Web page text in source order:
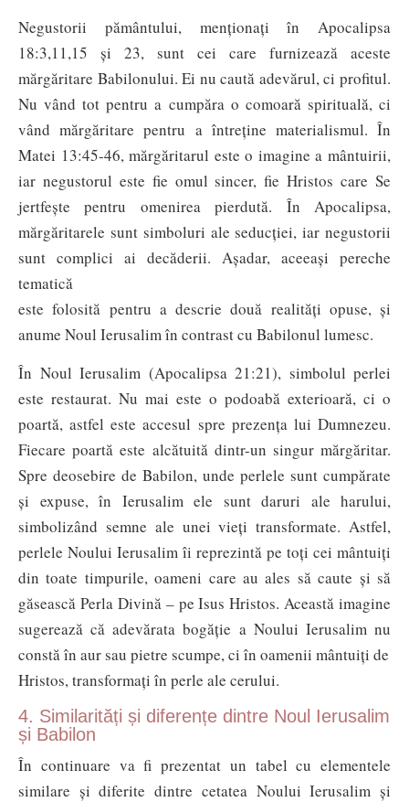
Negustorii pământului, menționați în Apocalipsa
18:3,11,15 și 23, sunt cei care furnizează aceste
mărgăritare Babilonului. Ei nu caută adevărul, ci profitul.
Nu vând tot pentru a cumpăra o comoară spirituală, ci
vând mărgăritare pentru a întreține materialismul. În
Matei 13:45-46, mărgăritarul este o imagine a mântuirii,
iar negustorul este fie omul sincer, fie Hristos care Se
jertfește pentru omenirea pierdută. În Apocalipsa,
mărgăritarele sunt simboluri ale seducției, iar negustorii
sunt complici ai decăderii. Așadar, aceeași pereche
tematică
este folosită pentru a descrie două realități opuse, și
anume Noul Ierusalim în contrast cu Babilonul lumesc.
În Noul Ierusalim (Apocalipsa 21:21), simbolul perlei
este restaurat. Nu mai este o podoabă exterioară, ci o
poartă, astfel este accesul spre prezența lui Dumnezeu.
Fiecare poartă este alcătuită dintr-un singur mărgăritar.
Spre deosebire de Babilon, unde perlele sunt cumpărate
și expuse, în Ierusalim ele sunt daruri ale harului,
simbolizând semne ale unei vieți transformate. Astfel,
perlele Noului Ierusalim îi reprezintă pe toți cei mântuiți
din toate timpurile, oameni care au ales să caute și să
găsească Perla Divină – pe Isus Hristos. Această imagine
sugerează că adevărata bogăție a Noului Ierusalim nu
constă în aur sau pietre scumpe, ci în oamenii mântuiți de
Hristos, transformați în perle ale cerului.
4. Similarități și diferențe dintre Noul Ierusalim
și Babilon
În continuare va fi prezentat un tabel cu elementele
similare și diferite dintre cetatea Noului Ierusalim și